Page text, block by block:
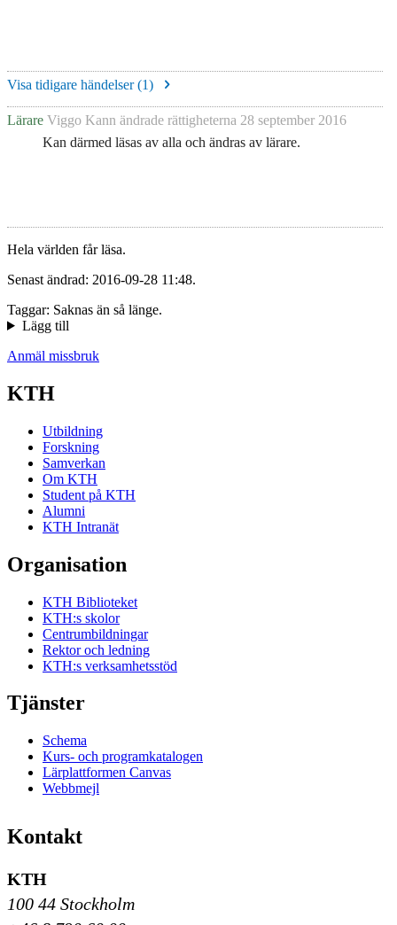
Visa tidigare händelser (1)
Lärare Viggo Kann ändrade rättigheterna 28 september 2016
Kan därmed läsas av alla och ändras av lärare.
Hela världen får läsa.
Senast ändrad: 2016-09-28 11:48.
Taggar: Saknas än så länge.
Lägg till
Anmäl missbruk
KTH
Utbildning
Forskning
Samverkan
Om KTH
Student på KTH
Alumni
KTH Intranät
Organisation
KTH Biblioteket
KTH:s skolor
Centrumbildningar
Rektor och ledning
KTH:s verksamhetsstöd
Tjänster
Schema
Kurs- och programkatalogen
Lärplattformen Canvas
Webbmejl
Kontakt
KTH
100 44 Stockholm